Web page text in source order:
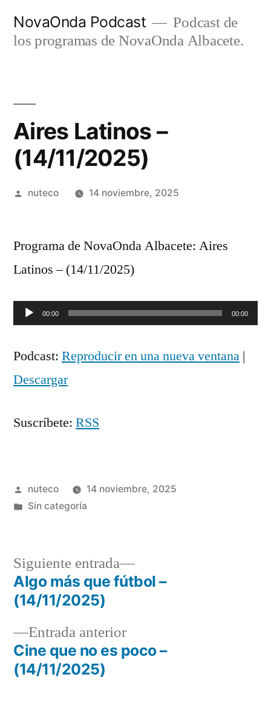
NovaOnda Podcast
Podcast de
los programas de NovaOnda Albacete.
Aires Latinos –
(14/11/2025)
Publicada
nuteco 14 noviembre, 2025
Programa de NovaOnda Albacete: Aires
Latinos – (14/11/2025)
Reproductor
audio
00:00 00:00
Podcast: Reproducir en una nueva ventana |
Descargar
Suscríbete: RSS
Publicada
por
nuteco
14 noviembre, 2025
Publicada
Sin categoría
Navegación
entradas
Entrada anteriorEntrada
anterior:
Cine que no es poco –
(14/11/2025)
Siguiente entrada
Siguiente
entrada:
Algo más que fútbol –
(14/11/2025)